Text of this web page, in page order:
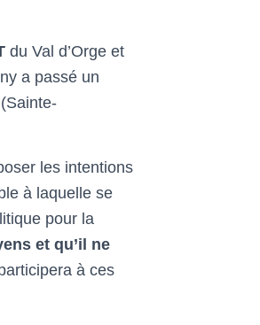
du Val d’Orge et
a passé un
les intentions
à laquelle se
pour la
et qu’il ne
à ces